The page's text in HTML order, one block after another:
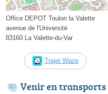
Office DEPOT Toulon la Valette
avenue de l'Université
83160 La Valette-du-Var
Trajet Waze
Venir en transports